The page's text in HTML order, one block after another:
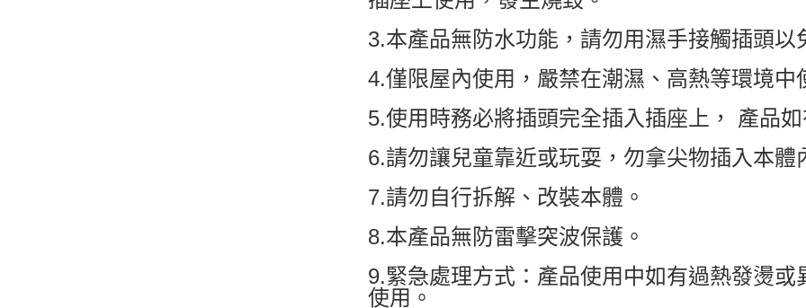
3.本產品無防水功能，請勿用濕手接觸插頭以
4.僅限屋內使用，嚴禁在潮濕、高熱等環境中
5.使用時務必將插頭完全插入插座上， 產品
6.請勿讓兒童靠近或玩耍，勿拿尖物插入本體
7.請勿自行拆解、改裝本體。
8.本產品無防雷擊突波保護。
9.緊急處理方式：產品使用中如有過熱發燙
使用。